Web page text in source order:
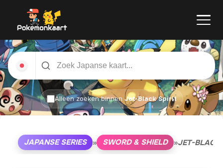
Alleen zoeken binnen Jet-Black Spirit
JAPANSE SERIES » SWORD & SHIELD »JET-BLACK